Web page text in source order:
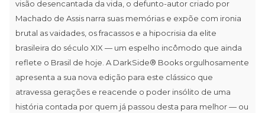
visão desencantada da vida, o defunto-autor criado por
Machado de Assis narra suas memórias e expõe com ironia
brutal as vaidades, os fracassos e a hipocrisia da elite
brasileira do século XIX — um espelho incômodo que ainda
reflete o Brasil de hoje. A DarkSide® Books orgulhosamente
apresenta a sua nova edição para este clássico que
atravessa gerações e reacende o poder insólito de uma
história contada por quem já passou desta para melhor — ou